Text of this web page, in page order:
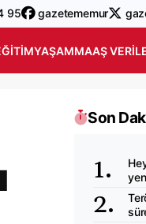
95 gazetememur
YAŞAMMAAŞ
Son